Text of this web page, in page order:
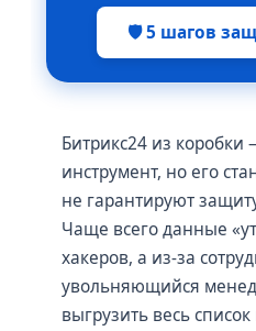
🛡️ 5 шагов
Битрикс24 из
инструмент, но его
не гарантируют
Чаще всего данные
хакеров, а из-за
увольняющийся
выгрузить весь список